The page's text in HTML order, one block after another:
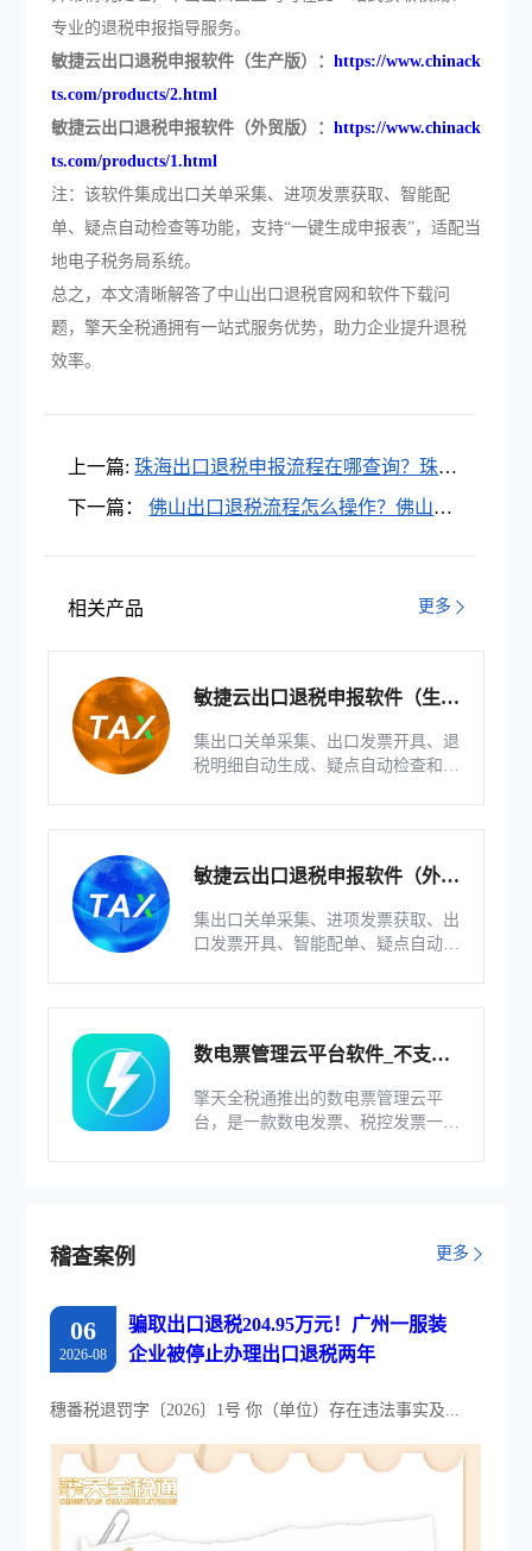
专业的退税申报指导服务。
敏捷云出口退税申报软件（生产版）： https://www.chinack
ts.com/products/2.html
敏捷云出口退税申报软件（外贸版）： https://www.chinack
ts.com/products/1.html
注：该软件集成出口关单采集、进项发票获取、智能配
单、疑点自动检查等功能，支持“一键生成申报表”，适配当
地电子税务局系统。
总之，本文清晰解答了中山出口退税官网和软件下载问
题，擎天全税通拥有一站式服务优势，助力企业提升退税
效率。
上一篇: 珠海出口退税申报流程在哪查询？珠海
出口退税申报软件下载安装地址
下一篇：
佛山出口退税流程怎么操作？佛山出
相关产品 更多
敏捷云出口退税申报软件（生产
集出口关单采集、出口发票开具、退
税明细自动生成、疑点自动检查和调
敏捷云出口退税申报软件（外贸
集出口关单采集、进项发票获取、出
口发票开具、智能配单、疑点自动检
数电票管理云平台软件_不支持
擎天全税通推出的数电票管理云平
台，是一款数电发票、税控发票一体
稽查案例 更多
06
2026-08
骗取出口退税204.95万元！广州一服装
企业被停止办理出口退税两年
穗番税退罚字〔2026〕1号 你（单位）存在违法事实及...